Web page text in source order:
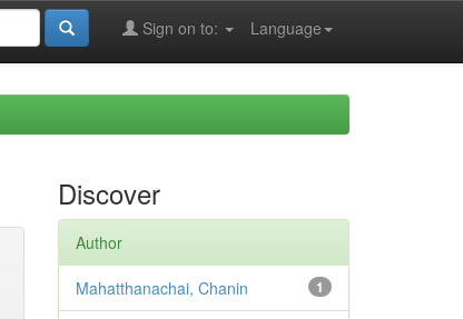
Language
Sign on to:
Discover
Author
1
Mahatthanachai, Chanin